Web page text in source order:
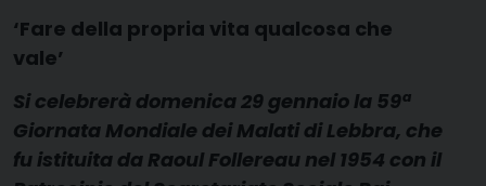
‘Fare della propria vita qualcosa che
vale’
Si celebrerà domenica 29 gennaio la 59ª
Giornata Mondiale dei Malati di Lebbra, che
fu istituita da Raoul Follereau nel 1954 con il